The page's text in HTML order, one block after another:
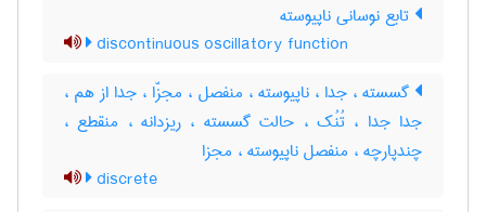
تابع نوسانی ناپیوسته
discontinuous oscillatory function
گسسته ، جدا ، ناپیوسته ، منفصل ، مجزّا ، جدا از هم ،
جدا جدا ، تُنُک ، حالت گسسته ، ‌ریزدانه ، منقطع ،
چندپارچه ، منفصل ناپیوسته ، مجزا
discrete